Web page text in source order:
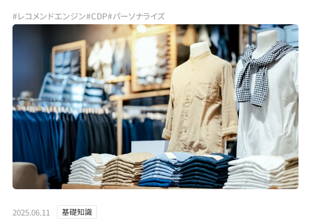
#レコメンドエンジン#CDP#パーソナライズ
2025.06.11 基礎知識